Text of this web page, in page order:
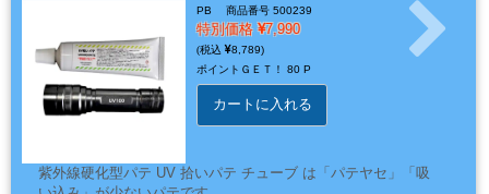
ゴ
リ
PB 商品番号 500239
特別価格 7,990
8,789
ポイントＧＥＴ！ 80 P
カートに入れる
紫外線硬化型パテ UV 拾いパテ チューブ は「パテヤセ」「吸